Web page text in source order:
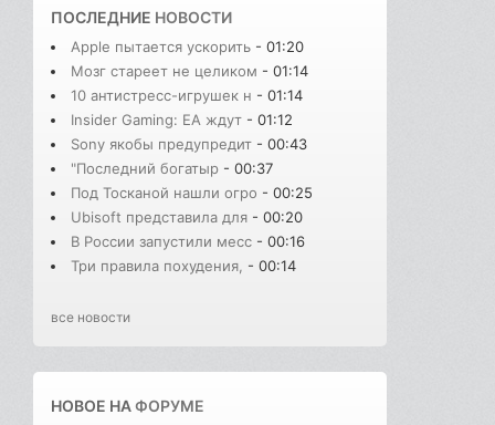
ПОСЛЕДНИЕ НОВОСТИ
Apple пытается ускорить - 01:20
Мозг стареет не целиком - 01:14
10 антистресс-игрушек н - 01:14
Insider Gaming: EA ждут - 01:12
Sony якобы предупредит - 00:43
"Последний богатыр - 00:37
Под Тосканой нашли огро - 00:25
Ubisoft представила для - 00:20
В России запустили месс - 00:16
Три правила похудения, - 00:14
все новости
НОВОЕ НАФОРУМЕ